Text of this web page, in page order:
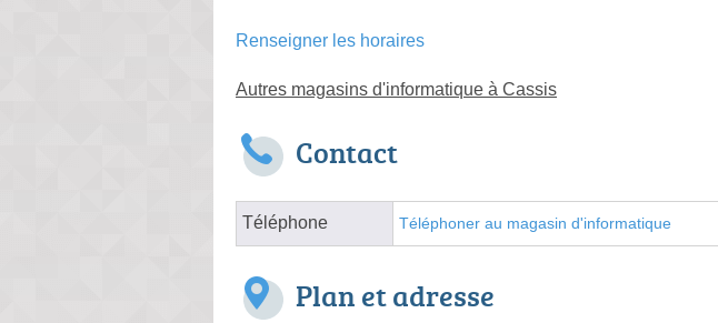
Renseigner les horaires
Autres magasins d'informatique à Cassis
Contact
Téléphone Téléphoner au magasin d'informatique
Plan et adresse